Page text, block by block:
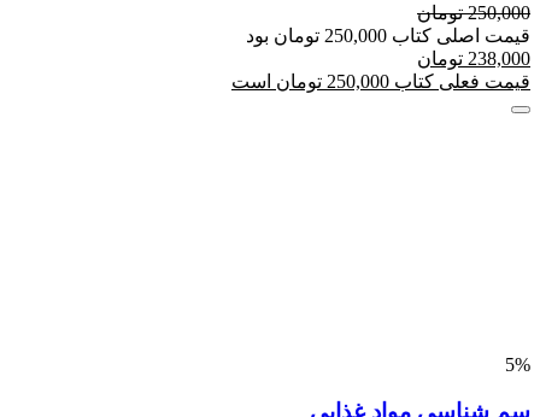
250,000 تومان
قیمت اصلی کتاب 250,000 تومان بود
238,000 تومان
قیمت فعلی کتاب 250,000 تومان است
5%
سم شناسی مواد غذایی